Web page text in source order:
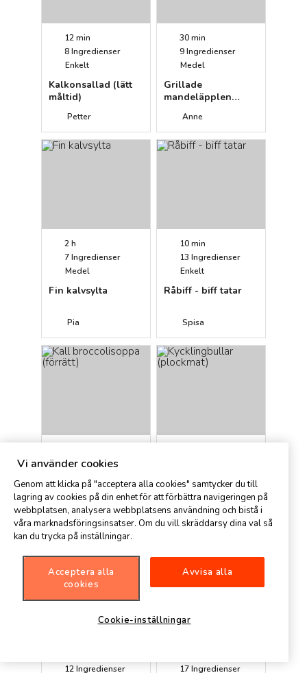
12 min
8Ingredienser
Enkelt
Kalkonsallad (lätt
måltid)
Petter
30 min
9Ingredienser
Medel
Grillade
mandeläpplen
Anne
2 h
7Ingredienser
Medel
Fin kalvsylta
Pia
10 min
13 Ingredienser
Enkelt
Råbiff - biff tatar
Spisa
10Ingredienser
Kall broccolisoppa
(förrätt)
Spisa
Kycklingbullar
(plockmat)
Petter
12Ingredienser
17Ingredienser
Vi använder cookies
Genom att klicka på "acceptera alla cookies" samtycker du till
lagring av cookies på din enhet för att förbättra navigeringen på
webbplatsen, analysera webbplatsens användning och bistå i
våra marknadsföringsinsatser. Om du vill skräddarsy dina val så
kan du trycka på inställningar.
Acceptera alla
cookies
Avvisa alla
Cookie-inställningar